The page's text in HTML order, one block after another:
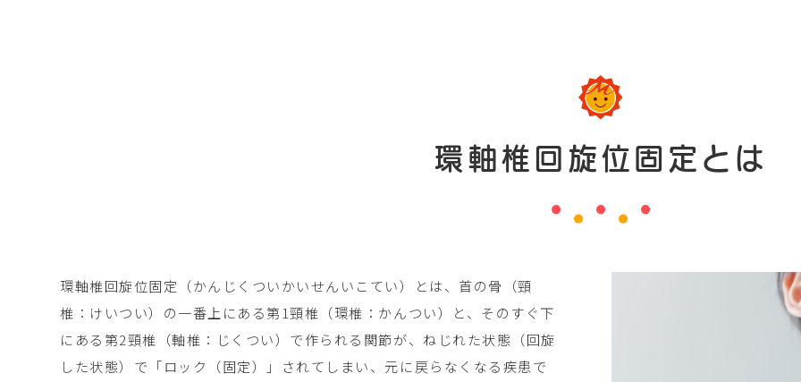
環軸椎回旋位固定とは
環軸椎回旋位固定（かんじくついかいせんいこてい）とは、首の骨（頸
椎：けいつい）の一番上にある第1頸椎（環椎：かんつい）と、そのすぐ下
にある第2頸椎（軸椎：じくつい）で作られる関節が、ねじれた状態（回旋
した状態）で「ロック（固定）」されてしまい、元に戻らなくなる疾患で